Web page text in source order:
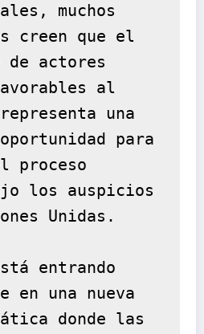
muchos
creen que el
de actores
al
una
para
proceso
los auspicios
Unidas.
entrando
en una nueva
donde las